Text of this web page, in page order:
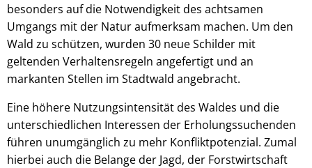
besonders auf die Notwendigkeit des achtsamen
Umgangs mit der Natur aufmerksam machen. Um den
Wald zu schützen, wurden 30 neue Schilder mit
geltenden Verhaltensregeln angefertigt und an
markanten Stellen im Stadtwald angebracht.
Eine höhere Nutzungsintensität des Waldes und die
unterschiedlichen Interessen der Erholungssuchenden
führen unumgänglich zu mehr Konfliktpotenzial. Zumal
hierbei auch die Belange der Jagd, der Forstwirtschaft